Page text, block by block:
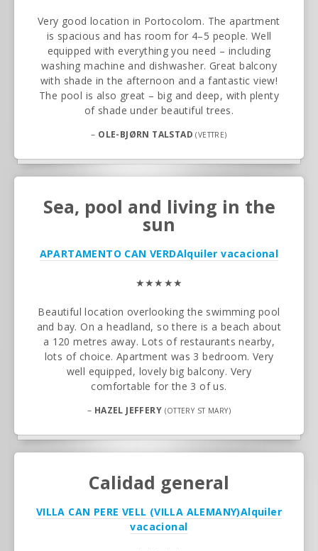
Very good location in Portocolom. The apartment
is spacious and has room for 4–5 people. Well
equipped with everything you need – including
washing machine and dishwasher. Great balcony
with shade in the afternoon and a fantastic view!
The pool is also great – big and deep, with plenty
of shade under beautiful trees.
– OLE-BJØRN TALSTAD (VETTRE)
Sea, pool and living in the
sun
APARTAMENTO CAN VERDAlquiler vacacional
★★★★★
Beautiful location overlooking the swimming pool
and bay. On a headland, so there is a beach about
a 120 metres away. Lots of restaurants nearby,
lots of choice. Apartment was 3 bedroom. Very
well equipped, lovely big balcony. Very
comfortable for the 3 of us.
– HAZEL JEFFERY (OTTERY ST MARY)
Calidad general
VILLA CAN PERE VELL (VILLA ALEMANY)Alquiler
vacacional